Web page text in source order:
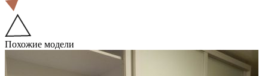
Похожие модели